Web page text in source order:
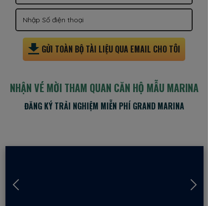
GỬI TOÀN BỘ TÀI LIỆU QUA EMAIL CHO TÔI
NHẬN VÉ MỜI THAM QUAN CĂN HỘ MẪU MARINA
ĐĂNG KÝ TRẢI NGHIỆM MIỄN PHÍ GRAND MARINA